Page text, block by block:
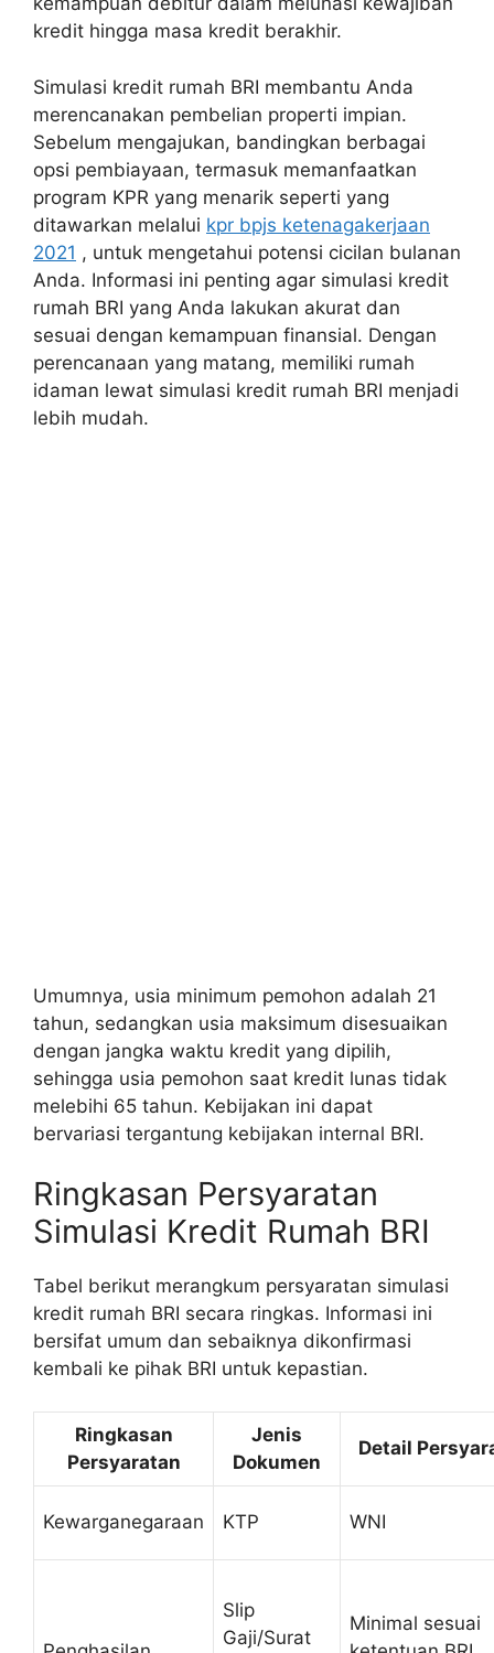
kredit hingga masa kredit berakhir.
Simulasi kredit rumah BRI membantu Anda
merencanakan pembelian properti impian.
Sebelum mengajukan, bandingkan berbagai
opsi pembiayaan, termasuk memanfaatkan
program KPR yang menarik seperti yang
ditawarkan melalui kpr bpjs ketenagakerjaan
2021 , untuk mengetahui potensi cicilan bulanan
Anda. Informasi ini penting agar simulasi kredit
rumah BRI yang Anda lakukan akurat dan
sesuai dengan kemampuan finansial. Dengan
perencanaan yang matang, memiliki rumah
idaman lewat simulasi kredit rumah BRI menjadi
lebih mudah.
Umumnya, usia minimum pemohon adalah 21
tahun, sedangkan usia maksimum disesuaikan
dengan jangka waktu kredit yang dipilih,
sehingga usia pemohon saat kredit lunas tidak
melebihi 65 tahun. Kebijakan ini dapat
bervariasi tergantung kebijakan internal BRI.
Ringkasan Persyaratan
Simulasi Kredit Rumah BRI
Tabel berikut merangkum persyaratan simulasi
kredit rumah BRI secara ringkas. Informasi ini
bersifat umum dan sebaiknya dikonfirmasi
kembali ke pihak BRI untuk kepastian.
Ringkasan
Persyaratan
Jenis
Dokumen
Detail
Kewarganegaraan KTP WNI
Slip
Gaji/Surat
Minimal sesuai